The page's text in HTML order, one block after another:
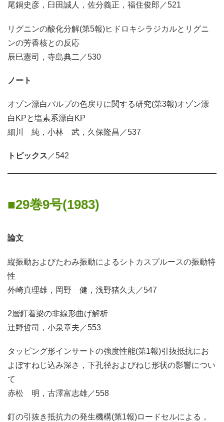
尾鍋史彦，臼田誠人，佐分義正，福住俊郎／521
リグニンの酸化分解(第5報)ヒドロキシラジカルとリグニ
ンの芳香核との反応
辰巳憲司，寺島典二／530
ノート
オゾン漂白パルプの色戻りに関する研究(第3報)オゾン漂
白KPと塩素系漂白KP
細川 純，小林 武，久保隆昌／537
トピックス ／542
29巻9号(1983)
論文
縦振動およびたわみ振動によるシトカスプルースの振動特
性
外崎真理雄，岡野 健，浅野猪久夫／547
2層釘着梁の非線形曲げ解析
辻野哲司，小泉章夫／553
タッピング形インサートの強度性能(第1報)引抜抵抗にお
よぼすねじ込み深さ，下孔径およびねじ形状の影響につい
て
赤松 明，古澤富志雄／558
釘の引抜き抵抗力の発生機構(第1報)ロードセルによる，